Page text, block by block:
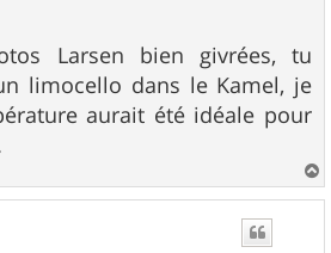
Larsen bien givrées, tu
limocello dans le Kamel, je
aurait été idéale pour
a